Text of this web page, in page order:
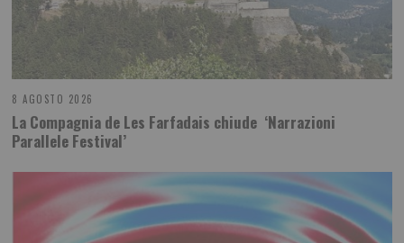
8 AGOSTO 2026
La Compagnia de Les Farfadais chiude ‘Narrazioni
Parallele Festival’